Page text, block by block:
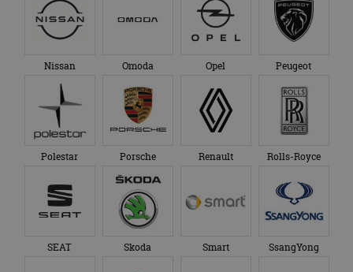
Nissan Omoda Opel Peugeot
Polestar Porsche Renault Rolls-Royce
SEAT Skoda Smart SsangYong